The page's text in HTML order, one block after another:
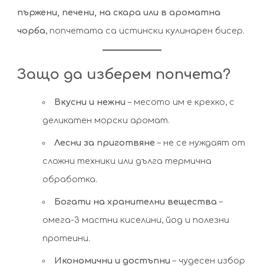
пържени, печени, на скара или в ароматна
чорба, попчетата са истински кулинарен бисер.
Защо да изберем попчета?
Вкусни и нежни – месото им е крехко, с
деликатен морски аромат.
Лесни за приготвяне – не се нуждаят от
сложни техники или дълга термична
обработка.
Богати на хранителни вещества –
омега-3 мастни киселини, йод и полезни
протеини.
Икономични и достъпни – чудесен избор